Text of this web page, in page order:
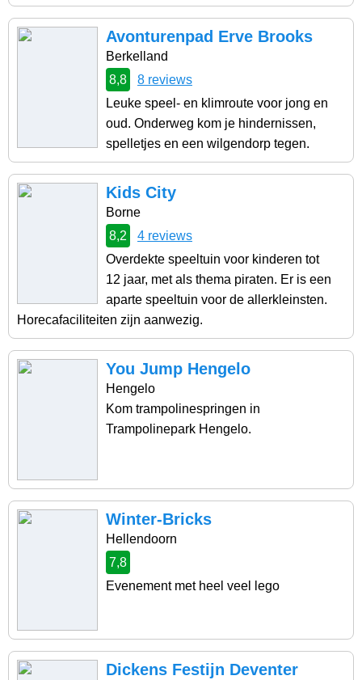
Avonturenpad Erve Brooks
Berkelland
8,8
8 reviews
Leuke speel- en klimroute voor jong en
oud. Onderweg kom je hindernissen,
spelletjes en een wilgendorp tegen.
Kids City
Borne
8,2
4 reviews
Overdekte speeltuin voor kinderen tot
12 jaar, met als thema piraten. Er is een
aparte speeltuin voor de allerkleinsten.
Horecafaciliteiten zijn aanwezig.
You Jump Hengelo
Hengelo
Kom trampolinespringen in
Trampolinepark Hengelo.
Winter-Bricks
Hellendoorn
7,8
Evenement met heel veel lego
Dickens Festijn Deventer